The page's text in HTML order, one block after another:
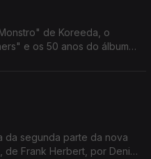
de Koreeda, o
e os 50 anos do álbum
da segunda parte da nova
de Frank Herbert, por Denis